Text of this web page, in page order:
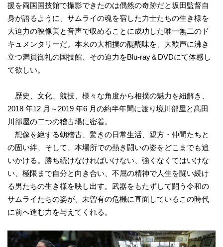
援を両国国技館で撮影できたのは偶然の奇跡だと坂田監督自
身が語るように、サムライの魂を宿した力士たちの生き様を
大迫力の映像美と音声で収めることに成功した唯一無二のド
キュメンタリーだ。本来の大相撲の醍醐味を、大歓声に沸き
立つ満員御礼の国技館、その迫力をBlu-ray＆DVDにて体感し
て欲しい。
歴史、文化、競技、様々な角度から相撲の魅力を紐解き、
2018 年12 月～2019 年6 月の約半年間に渡り境川部屋と髙田
川部屋の二つの稽古場に密着。
想像を絶する朝稽古、驚きの日常生活、親方・仲間たちと
の固い絆、そして、本場所での熱き闘いの姿をどこまでも追
いかける。勝ち続けなければいけない、強くなくてはいけな
い、極限まで自分と向き合い、不屈の精神で人生を闘い続け
る男たちの生き様を映し出す。武器をもたずして闘う令和の
サムライたちの姿が、未曽有の危機に直面しているこの時代
に前へ進む力を与えてくれる。